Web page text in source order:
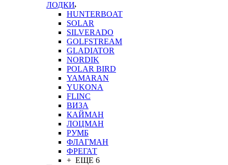
ЛОДКИ
HUNTERBOAT
SOLAR
SILVERADO
GOLFSTREAM
GLADIATOR
NORDIK
POLAR BIRD
YAMARAN
YUKONA
FLINC
ВИЗА
КАЙМАН
ЛОЦМАН
РУМБ
ФЛАГМАН
ФРЕГАТ
+ ЕЩЕ 6